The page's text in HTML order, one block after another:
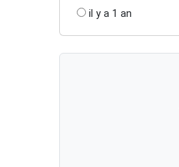
il y a 1 an